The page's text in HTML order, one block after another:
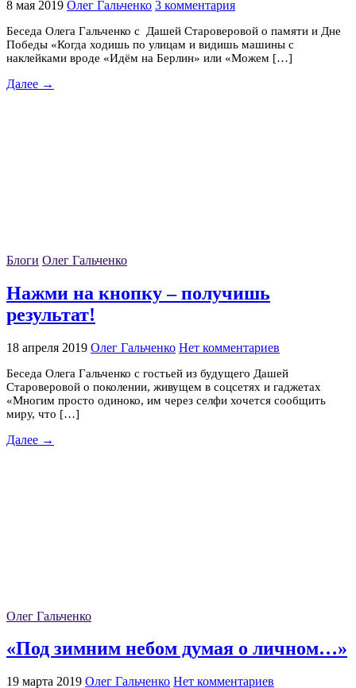
8 мая 2019 Олег Гальченко 3 комментария
Беседа Олега Гальченко с Дашей Староверовой о памяти и Дне
Победы «Когда ходишь по улицам и видишь машины с
наклейками вроде «Идём на Берлин» или «Можем […]
Далее →
Блоги Олег Гальченко
Нажми на кнопку – получишь
результат!
18 апреля 2019 Олег Гальченко Нет комментариев
Беседа Олега Гальченко с гостьей из будущего Дашей
Староверовой о поколении, живущем в соцсетях и гаджетах
«Многим просто одиноко, им через селфи хочется сообщить
миру, что […]
Далее →
Олег Гальченко
«Под зимним небом думая о личном…»
19 марта 2019 Олег Гальченко Нет комментариев